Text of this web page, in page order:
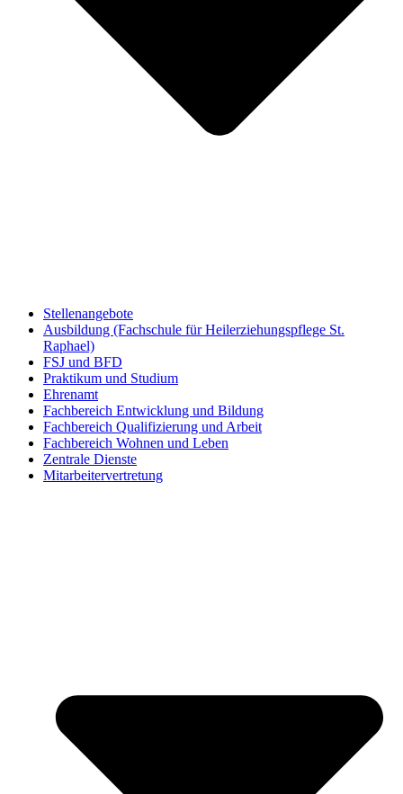
Stellenangebote
Ausbildung (Fachschule für Heilerziehungspflege St.
Raphael)
FSJ und BFD
Praktikum und Studium
Ehrenamt
Fachbereich Entwicklung und Bildung
Fachbereich Qualifizierung und Arbeit
Fachbereich Wohnen und Leben
Zentrale Dienste
Mitarbeitervertretung